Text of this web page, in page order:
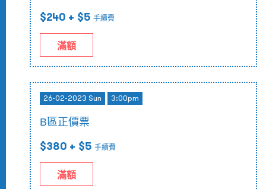
$240 + $5 手續費
滿額
26-02-2023 Sun 3:00pm
B區正價票
$380 + $5 手續費
滿額